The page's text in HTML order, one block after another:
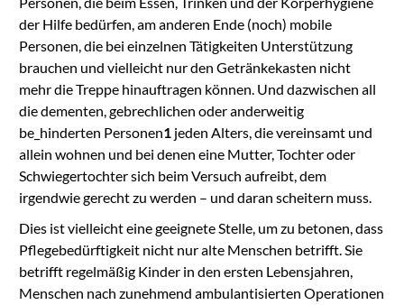
der Hilfe bedürfen, am anderen Ende (noch) mobile
Personen, die bei einzelnen Tätigkeiten Unterstützung
brauchen und vielleicht nur den Getränkekasten nicht
mehr die Treppe hinauftragen können. Und dazwischen all
die dementen, gebrechlichen oder anderweitig
be_hinderten Personen1 jeden Alters, die vereinsamt und
allein wohnen und bei denen eine Mutter, Tochter oder
Schwiegertochter sich beim Versuch aufreibt, dem
irgendwie gerecht zu werden – und daran scheitern muss.
Dies ist vielleicht eine geeignete Stelle, um zu betonen, dass
Pflegebedürftigkeit nicht nur alte Menschen betrifft. Sie
betrifft regelmäßig Kinder in den ersten Lebensjahren,
Menschen nach zunehmend ambulantisierten Operationen